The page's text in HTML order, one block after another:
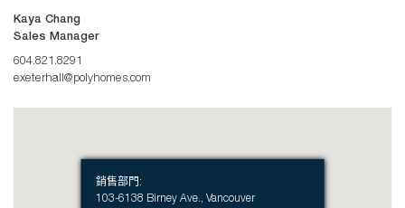
Kaya Chang
Sales Manager
604.821.8291
exeterhall@polyhomes.com
銷售部門 :
103-6138 Birney Ave., Vancouver